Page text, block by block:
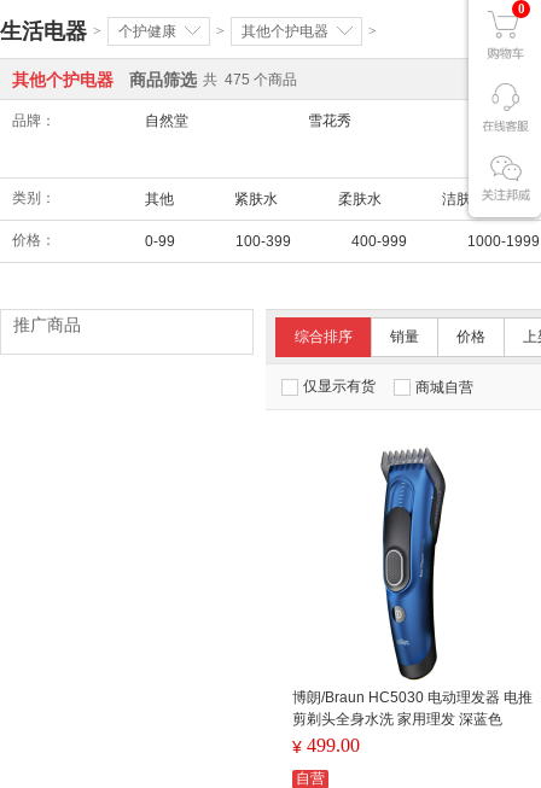
0
生活电器 > 个护健康 > 其他个护电器 >
其他个护电器 商品筛选 共 475 个商品
品牌： 自然堂 雪花秀 兰芝
类别： 其他 紧肤水 柔肤水 洁肤水
价格： 0-99 100-399 400-999 1000-1999
综合排序 销量 价格 上
仅显示有货 商城自营
博朗/Braun HC5030 电动理发器 电推
剪剃头全身水洗 家用理发 深蓝色
¥ 499.00
自营
推广商品